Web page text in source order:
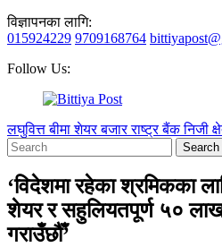
विज्ञापनका लागि:
015924229 9709168764
Follow Us:
लघुवित्तबीमाशेयर बजारराष्ट्र बैंकनिजी
‘विदेशमा रहेका श्रमिकका
शेयर र सहुलियतपूर्ण ५०
गराउँछौँ’